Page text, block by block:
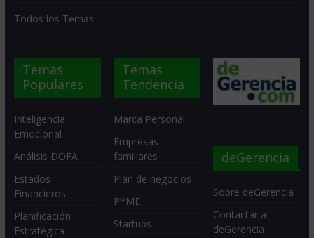
Todos los Temas
Temas
Populares
Inteligencia
Emocional
Análisis DOFA
Estados
Financieros
Planificación
Estratégica
Temas
Tendencia
Marca Personal
Empresas
familiares
Plan de negocios
PYME
Startups
deGerencia
Sobre deGerencia
Contactar a
deGerencia